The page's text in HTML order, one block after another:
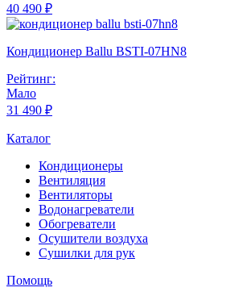
40 490 ₽
Кондиционер Ballu BSTI-07HN8
Рейтинг:
Мало
31 490 ₽
Каталог
Кондиционеры
Вентиляция
Вентиляторы
Водонагреватели
Обогреватели
Осушители воздуха
Сушилки для рук
Помощь